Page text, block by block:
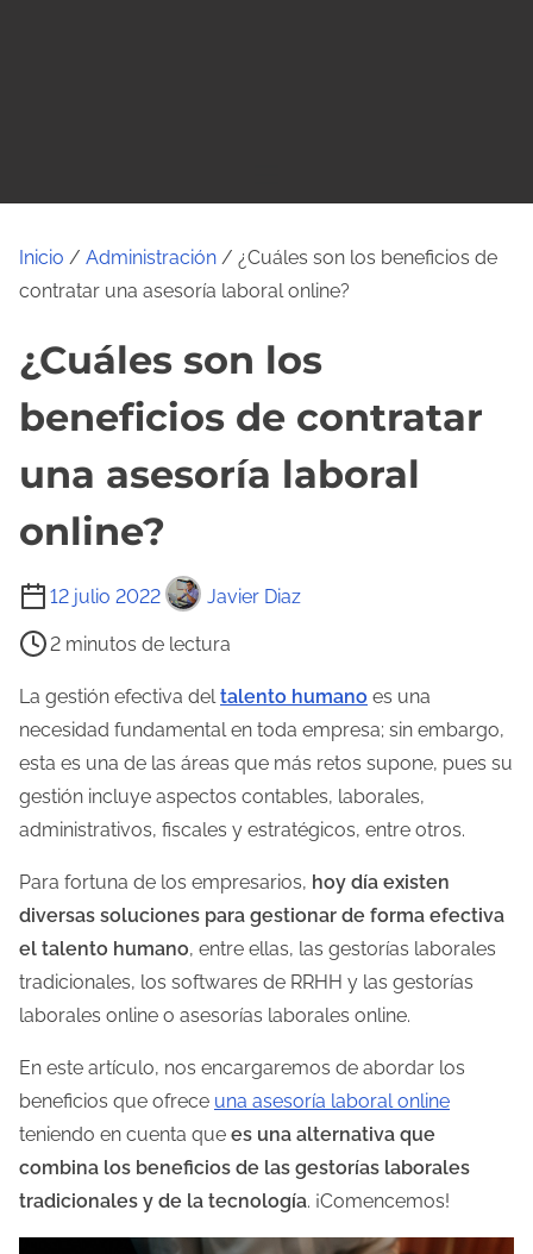
Inicio / Administración / ¿Cuáles son los beneficios de
contratar una asesoría laboral online?
¿Cuáles son los
beneficios de contratar
una asesoría laboral
online?
12 julio 2022 Javier Diaz
T
e
m
p
o
d
e
e
c
t
u
r
a
d
e
a
2 minutos de lectura
La gestión efectiva del talento humano es una
necesidad fundamental en toda empresa; sin embargo,
esta es una de las áreas que más retos supone, pues su
gestión incluye aspectos contables, laborales,
administrativos, fiscales y estratégicos, entre otros.
Para fortuna de los empresarios, hoy día existen
diversas soluciones para gestionar de forma efectiva
el talento humano, entre ellas, las gestorías laborales
tradicionales, los softwares de RRHH y las gestorías
laborales online o asesorías laborales online.
En este artículo, nos encargaremos de abordar los
beneficios que ofrece una asesoría laboral online
teniendo en cuenta que es una alternativa que
combina los beneficios de las gestorías laborales
tradicionales y de la tecnología. ¡Comencemos!